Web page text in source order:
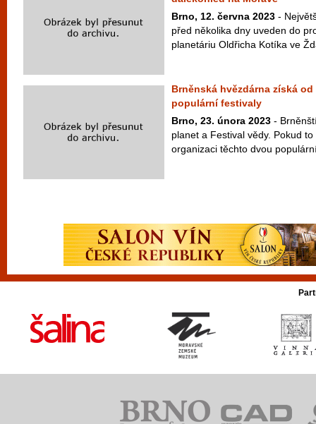
Brno, 12. června 2023 -
před několika dny uveden do
planetáriu Oldřicha Kotíka ve
Brněnská hvězdárna získá
populární festivaly
Brno, 23. února 2023 -
planet a Festival vědy. Pokud
organizaci těchto dvou